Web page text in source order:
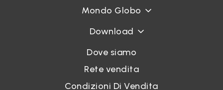
Mondo Globo
Download
Dove siamo
Rete vendita
Condizioni Di Vendita